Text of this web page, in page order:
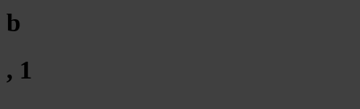
b
, 1